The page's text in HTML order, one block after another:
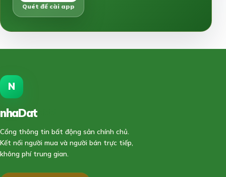
Quét để cài app
N
nhaDat
Cổng thông tin bất động sản chính chủ.
Kết nối người mua và người bán trực tiếp,
không phí trung gian.